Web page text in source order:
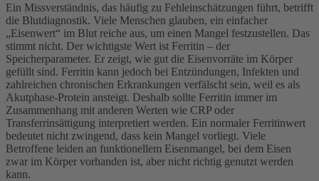
Ein Missverständnis, das häufig zu Fehleinschätzungen führt, betrifft
die Blutdiagnostik. Viele Menschen glauben, ein einfacher
„Eisenwert“ im Blut reiche aus, um einen Mangel festzustellen. Das
stimmt nicht. Der wichtigste Wert ist Ferritin – der
Speicherparameter. Er zeigt, wie gut die Eisenvorräte im Körper
gefüllt sind. Ferritin kann jedoch bei Entzündungen, Infekten und
zahlreichen chronischen Erkrankungen verfälscht sein, weil es als
Akutphase-Protein ansteigt. Deshalb sollte Ferritin immer im
Zusammenhang mit anderen Werten wie CRP oder
Transferrinsättigung interpretiert werden. Ein normaler Ferritinwert
bedeutet nicht zwingend, dass kein Mangel vorliegt. Viele
Betroffene leiden an funktionellem Eisenmangel, bei dem Eisen
zwar im Körper vorhanden ist, aber nicht richtig genutzt werden
kann.